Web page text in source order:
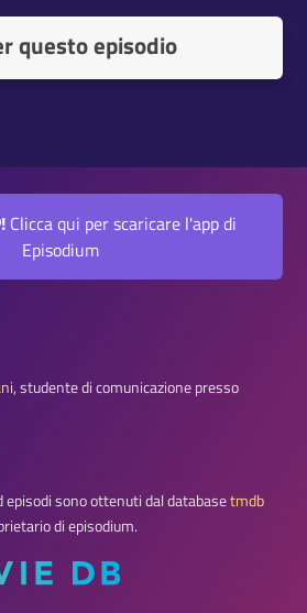
questo episodio
Clicca qui per scaricare l'app di
Episodium
, studente di comunicazione presso
episodi sono ottenuti dal databasetmdb
di episodium.